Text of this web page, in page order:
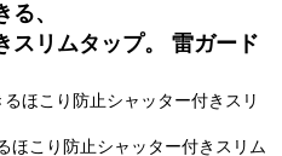
、
スリムタップ。 雷ガード
ほこり防止シャッター付きスリ
ほこり防止シャッター付きスリム